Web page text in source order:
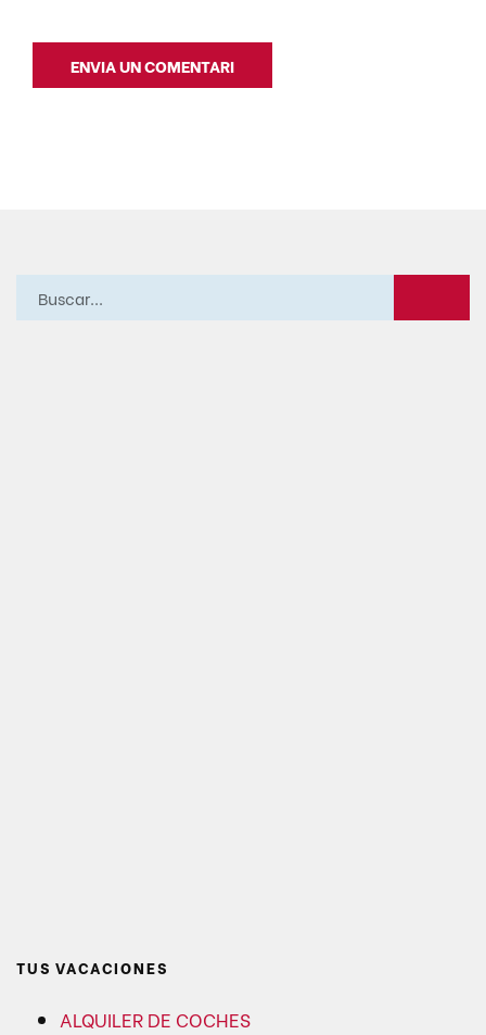
TUS VACACIONES
ALQUILER DE COCHES